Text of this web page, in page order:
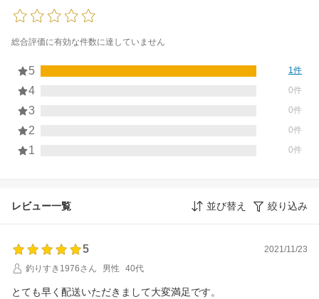
総合評価に有効な件数に達していません
5 1件
4 0件
3 0件
2 0件
1 0件
レビュー一覧 並び替え 絞り込み
5
2021/11/23
釣りすき1976さん
男性 40代
とても早く配送いただきまして大変満足です。